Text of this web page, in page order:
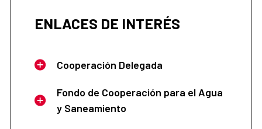
ENLACES DE INTERÉS
Cooperación Delegada
Fondo de Cooperación para el Agua
y Saneamiento